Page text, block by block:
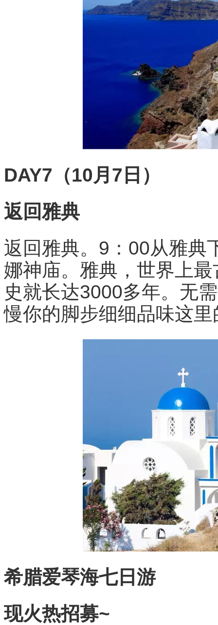
DAY7（10月7日）
返回雅典
返回雅典。9：00从雅典
娜神庙。雅典，世界上
史就长达3000多年。无
慢你的脚步细细品味这
希腊爱琴海七日游
现火热招募~